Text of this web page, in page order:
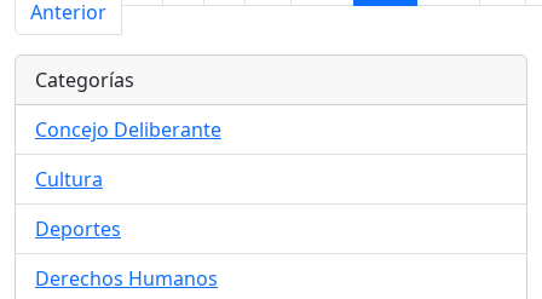
Anterior
Categorías
Concejo Deliberante
Cultura
Deportes
Derechos Humanos